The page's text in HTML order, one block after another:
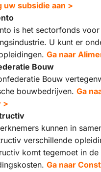
uw subsidie aan >
is het sectorfonds
U kunt er
Ga naar
Bouw
Bouw
bouwbedrijven. Ga
>
kunnen in
verschillende
komt tegemoet in de
Ga naar